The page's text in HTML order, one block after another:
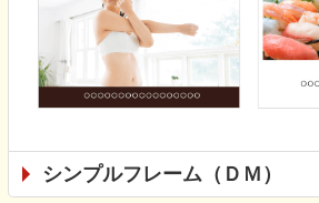
シンプルフレーム（ＤＭ）